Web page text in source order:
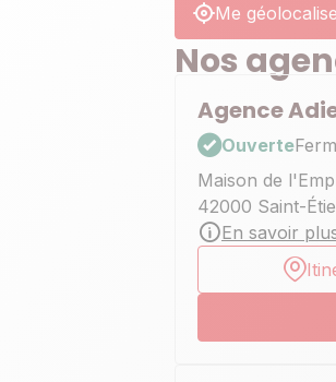
Me
Nos
Agence
Ouverte
Maison de
42000 Saint-
En savoir